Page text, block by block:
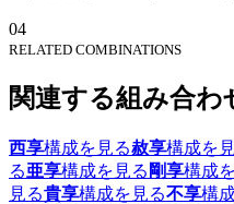
04
RELATED COMBINATIONS
関連する組み合わ
西享構成を見る赦享構成を
る亜享構成を見る 剛享構成
見る貴享構成を見る不享構